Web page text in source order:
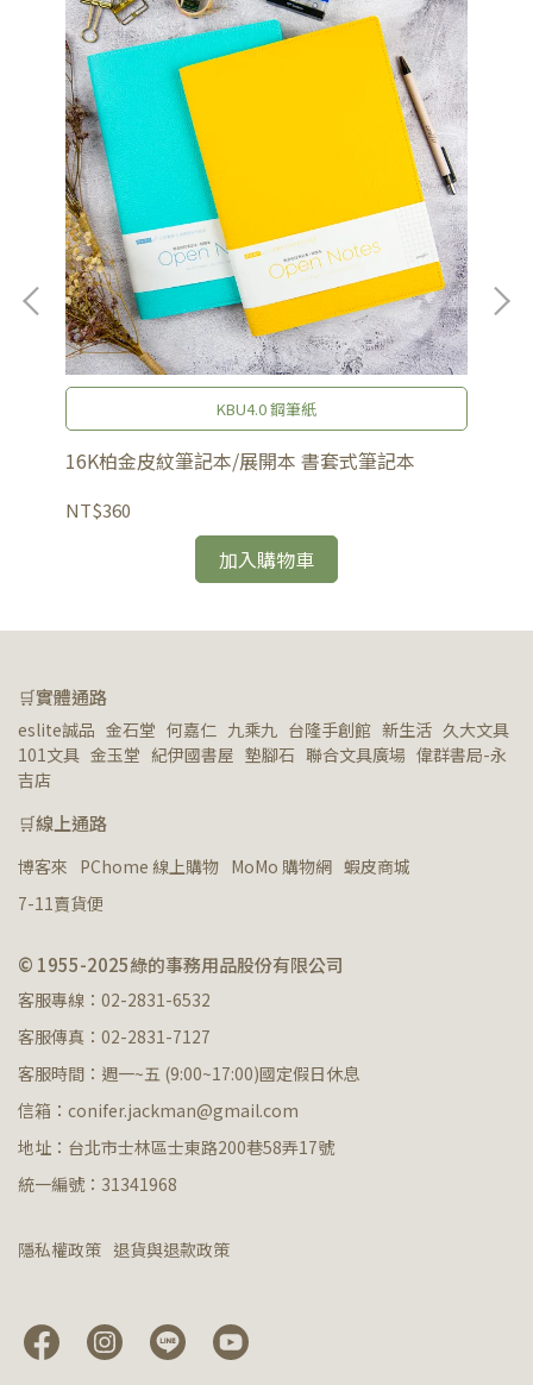
KBU4.0 鋼筆紙
16K柏金皮紋筆記本/展開本 書套式筆記本
NT$360
加入購物車
🛒實體通路
eslite誠品   金石堂   何嘉仁   九乘九   台隆手創館   新生活   久大文具
101文具   金玉堂   紀伊國書屋   墊腳石   聯合文具廣場   偉群書局-永
吉店
🛒線上通路
博客來 PChome 線上購物 MoMo 購物網 蝦皮商城
7-11賣貨便
© 1955-2025綠的事務用品股份有限公司
客服專線：02-2831-6532
客服傳真：02-2831-7127
客服時間：週一~五 (9:00~17:00)國定假日休息
信箱：conifer.jackman@gmail.com
地址：台北市士林區士東路200巷58弄17號
統一編號：31341968
隱私權政策 退貨與退款政策